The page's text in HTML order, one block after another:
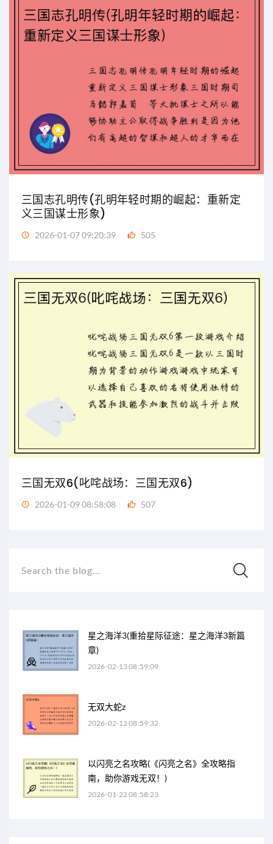
三国志孔明传(孔明年轻时期的崛起：重新定
义三国谋士形象)
2026-01-07 09:20:39 505
三国无双6(叱咤战场：三国无双6)
2026-01-09 08:58:08 507
Search the blog...
星之海洋3(重拾星际征途：星之海洋3新篇
章)
2026-02-13 08:59:09
无双大蛇z
2026-02-12 08:59:32
以闪亮之名攻略(《闪亮之名》全攻略指
南，助你游戏无双！)
2026-01-22 08:58:23